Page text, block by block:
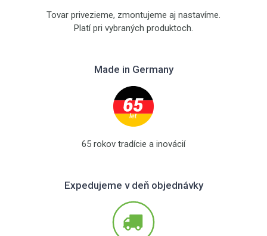
Tovar privezieme, zmontujeme aj nastavíme.
Platí pri vybraných produktoch.
Made in Germany
65 rokov tradície a inovácií
Expedujeme v deň objednávky